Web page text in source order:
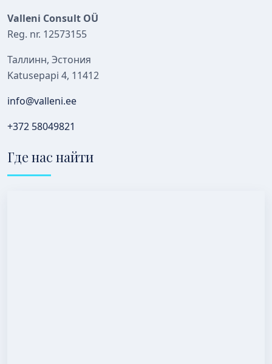
Valleni Consult OÜ
Reg. nr. 12573155
Таллинн, Эстония
Katusepapi 4, 11412
info@valleni.ee
+372 58049821
Где нас найти